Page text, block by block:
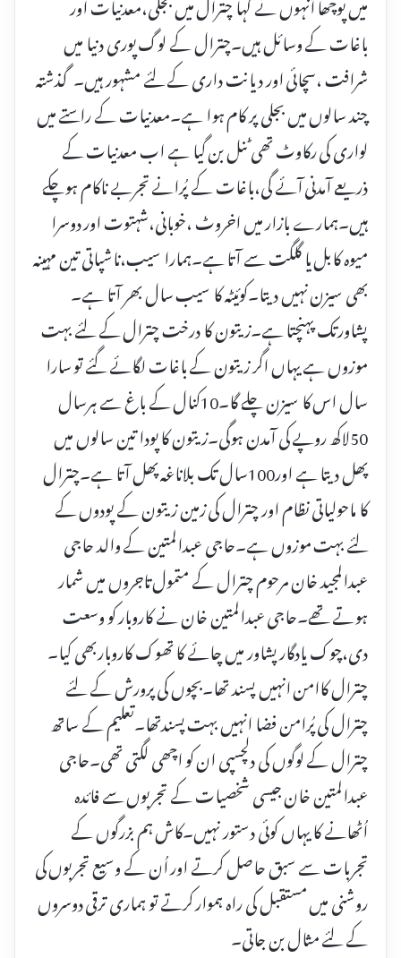
باغات کے وسائل ہیں۔چترال کے لوگ پوری دنیا میں
شرافت ،سچائی اور دیانت داری کے لئے مشہور ہیں۔گذشتہ
چند سالوں میں بجلی پر کام ہوا ہے۔معدنیات کے راستے میں
لواری کی رکاوٹ تھی ٹنل بن گیا ہے اب معدنیات کے
ذریعے آمدنی آئے گی،باغات کے پُرانے تجربے ناکام ہوچکے
ہیں۔ہمارے بازار میں اخروٹ ،خوبانی،شہتوت اور دوسرا
میوہ کابل یا گلگت سے آتا ہے۔ہمارا سیب،ناشپاتی تین مہینہ
بھی سیزن نہیں دیتا۔کوئیٹہ کا سیب سال بھر آتا ہے۔
پشاورتک پہنچتا ہے۔زیتون کا درخت چترال کے لئے بہت
موزوں ہے یہاں اگر زیتون کے باغات لگائے گئے تو سارا
سال اس کا سیزن چلے گا۔10کنال کے باغ سے ہرسال
50لاکھ روپے کی آمدن ہوگی۔زیتون کا پودا تین سالوں میں
پھل دیتا ہے اور100سال تک بلاناغہ پھل آتا ہے۔چترال
کا ماحولیاتی نظام اور چترال کی زمین زیتون کے پودوں کے
لئے بہت موزوں ہے۔حاجی عبدالمتین کے والد حاجی
عبدالمجید خان مرحوم چترال کے متمول تاجروں میں شمار
ہوتے تھے۔حاجی عبدالمتین خان نے کاروبار کو وسعت
دی،چوک یادگار پشاور میں چائے کا تھوک کاروباربھی کیا۔
چترال کاامن انہیں پسند تھا۔بچوں کی پرورش کے لئے
چترال کی پُرامن فضا انہیں بہت پسندتھا۔تعلیم کے ساتھ
چترال کے لوگوں کی دلچسپی ان کو اچھی لگتی تھی۔حاجی
عبدالمتین خان جیسی شخصیات کے تجربوں سے فائدہ
اُٹھانے کا یہاں کوئی دستور نہیں۔کاش ہم بزرگوں کے
تجربات سے سبق حاصل کرتے اور اُن کے وسیع تجربوں کی
روشنی میں مستقبل کی راہ ہموار کرتے تو ہماری ترقی دوسروں
کے لئے مثال بن جاتی۔